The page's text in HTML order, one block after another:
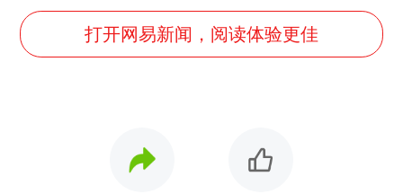
打开网易新闻，阅读体验更佳